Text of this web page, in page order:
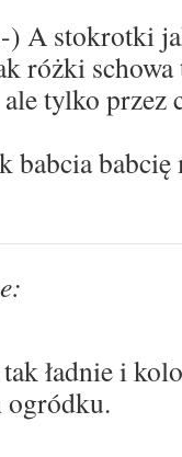
) A stokrotki
różki schowa
tylko
babcia
ładnie i
ogródku.